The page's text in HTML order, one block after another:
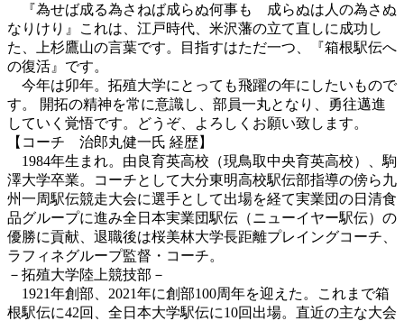
『為せば成る為さねば成らぬ何事も 成らぬは人の為さぬ
なりけり』これは、江戸時代、米沢藩の立て直しに成功し
た、上杉鷹山の言葉です。目指すはただ一つ、『箱根駅伝へ
の復活』です。
今年は卯年。拓殖大学にとっても飛躍の年にしたいもので
す。 開拓の精神を常に意識し、部員一丸となり、勇往邁進
していく覚悟です。どうぞ、よろしくお願い致します。
【コーチ 治郎丸健一氏 経歴】
1984年生まれ。由良育英高校（現鳥取中央育英高校）、駒
澤大学卒業。コーチとして大分東明高校駅伝部指導の傍ら九
州一周駅伝競走大会に選手として出場を経て実業団の日清食
品グループに進み全日本実業団駅伝（ニューイヤー駅伝）の
優勝に貢献、退職後は桜美林大学長距離プレイングコーチ、
ラフィネグループ監督・コーチ。
－拓殖大学陸上競技部－
1921年創部、2021年に創部100周年を迎えた。これまで箱
根駅伝に42回、全日本大学駅伝に10回出場。直近の主な大会